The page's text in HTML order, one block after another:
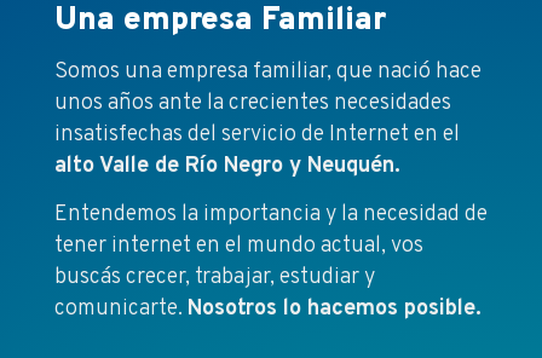
Una empresa Familiar
Somos una empresa familiar, que nació hace
unos años ante la crecientes necesidades
insatisfechas del servicio de Internet en el
alto Valle de Río Negro y Neuquén.
Entendemos la importancia y la necesidad de
tener internet en el mundo actual, vos
buscás crecer, trabajar, estudiar y
comunicarte. Nosotros lo hacemos posible.